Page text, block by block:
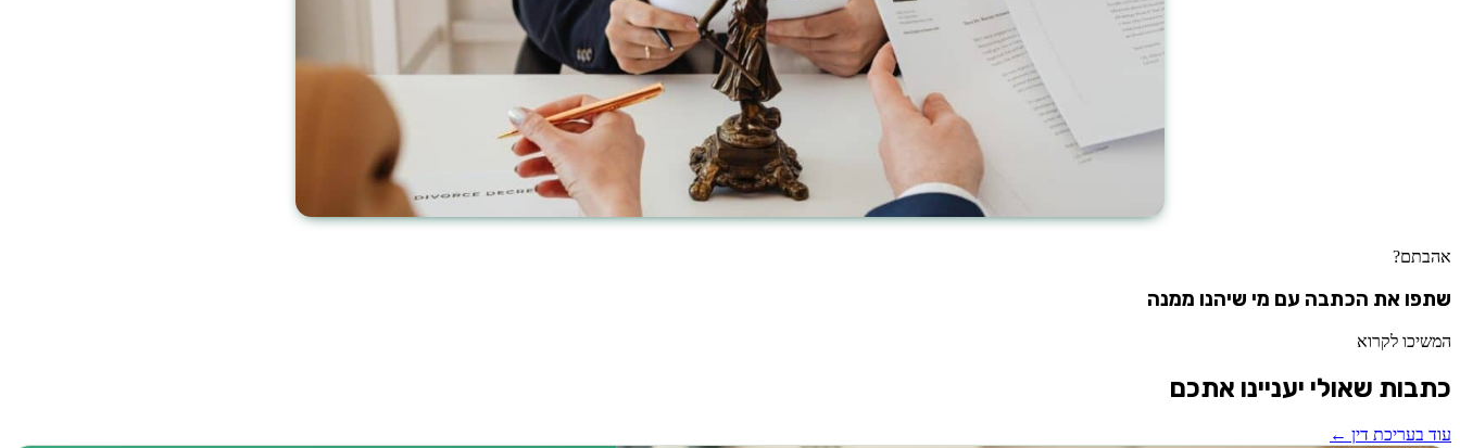
אהבתם?
שתפו את הכתבה עם מי שיהנו ממנה
המשיכו לקרוא
כתבות שאולי יעניינו אתכם
עוד בעריכת דין ←